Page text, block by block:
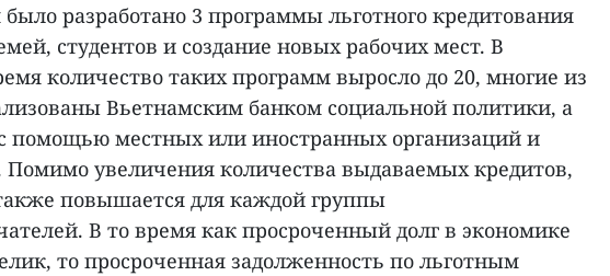
было разработано 3 программы льготного кредитования
студентов и создание новых рабочих мест. В
количество таких программ выросло до 20, многие из
Вьетнамским банком социальной политики, а
помощью местных или иностранных организаций и
увеличения количества выдаваемых кредитов,
повышается для каждой группы
В то время как просроченный долг в экономике
то просроченная задолженность по льготным